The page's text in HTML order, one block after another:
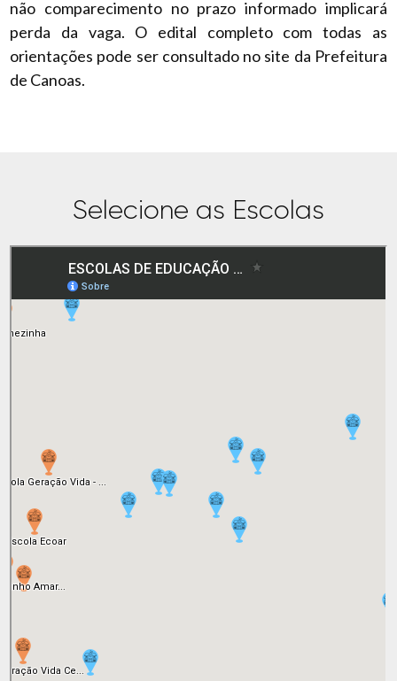
não comparecimento no prazo informado implicará
perda da vaga. O edital completo com todas as
orientações pode ser consultado no site da Prefeitura
de Canoas.
Selecione as Escolas